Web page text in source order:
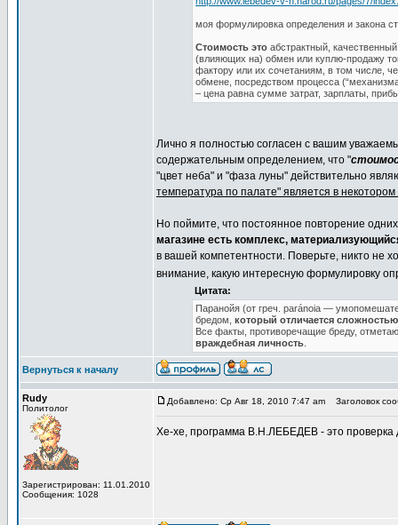
моя формулировка определения и закона
Стоимость это абстрактный,
(влияющих на) обмен или куплю-продажу
фактору или их сочетаниям, в том числе,
обмене, посредством процесса
– цена равна сумме затрат, зарплаты,
Лично я полностью согласен с вашим
содержательным определением, что "
"цвет неба" и "фаза луны" действительно
температура по палате" является в
Но поймите, что постоянное повторение
магазине есть комплекс,
в вашей компетентности. Поверьте, никто не
внимание, какую интересную формулировку
Цитата:
Паранойя (от греч. paránoia —
бредом, который отличается
Все факты, противоречащие бреду,
враждебная личность
Вернуться к началу
Rudy
Политолог
Зарегистрирован: 11.01.2010
Сообщения: 1028
Добавлено: Ср Авг 18, 2010 7:47 am Заголовок
Хе-хе, программа В.Н.ЛЕБЕДЕВ - это проверка